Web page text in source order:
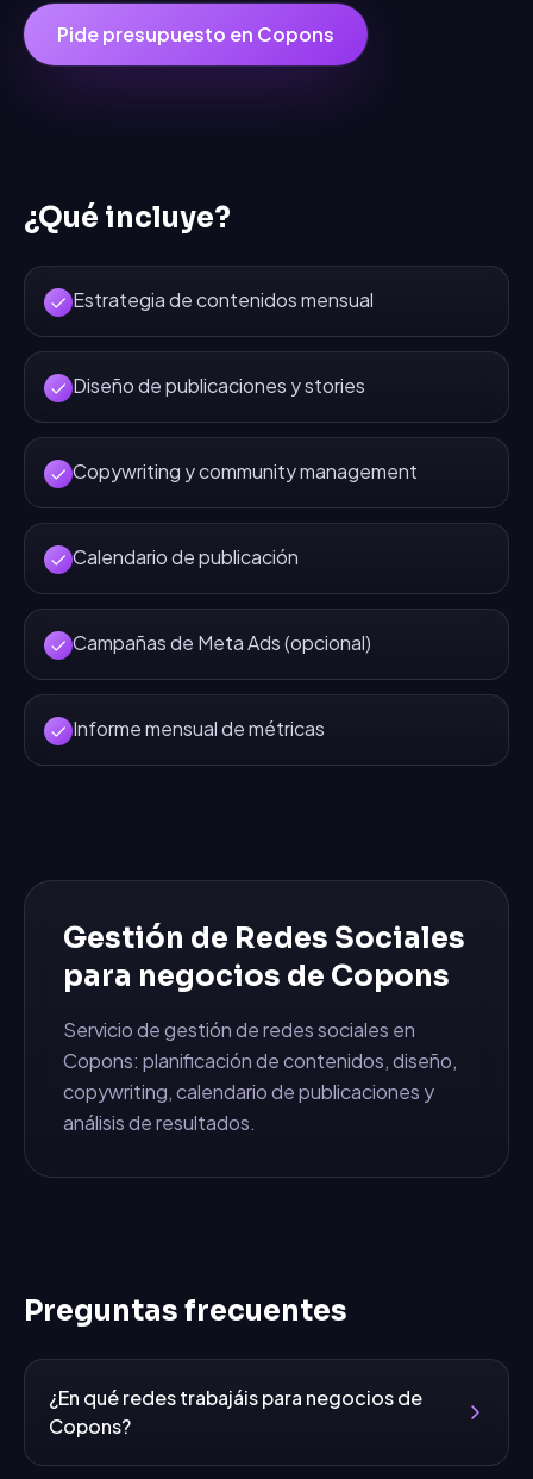
Pide presupuesto en Copons
¿Qué incluye?
Estrategia de contenidos mensual
Diseño de publicaciones y stories
Copywriting y community management
Calendario de publicación
Campañas de Meta Ads (opcional)
Informe mensual de métricas
Gestión de Redes Sociales
para negocios de Copons
Servicio de gestión de redes sociales en
Copons: planificación de contenidos, diseño,
copywriting, calendario de publicaciones y
análisis de resultados.
Preguntas frecuentes
¿En qué redes trabajáis para negocios de
Copons?